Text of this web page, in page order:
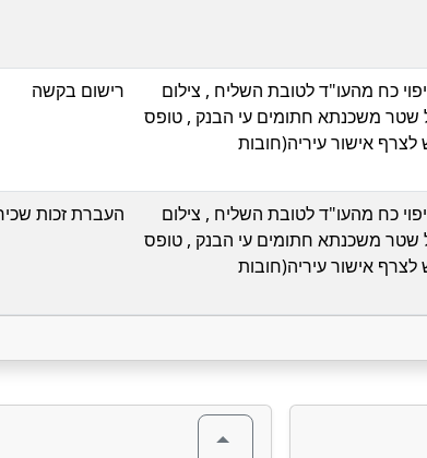
כח מהעו"ד לטובת השליח , צילום
מהבנק של שטר משכנתא חתומים עי הבנק , טופס
לכל רישום יש לצרף אישור עיריה(חובות
רישום בקשה
כח מהעו"ד לטובת השליח , צילום
מהבנק של שטר משכנתא חתומים עי הבנק , טופס
לכל רישום יש לצרף אישור עיריה(חובות
העברת זכות